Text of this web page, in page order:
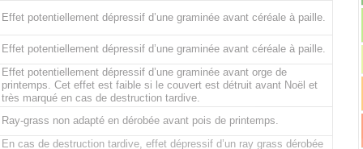
Effet potentiellement dépressif d’une graminée avant céréale à paille.
Effet potentiellement dépressif d’une graminée avant céréale à paille.
Effet potentiellement dépressif d’une graminée avant orge de
printemps. Cet effet est faible si le couvert est détruit avant Noël et
très marqué en cas de destruction tardive.
Ray-grass non adapté en dérobée avant pois de printemps.
En cas de destruction tardive, effet dépressif d’un ray grass dérobée